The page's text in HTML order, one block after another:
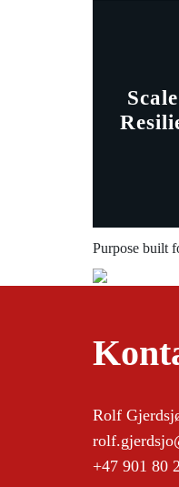
Purpose built
Rolf
+47 901 80